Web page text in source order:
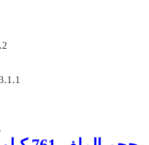
LOGO!
and planning of software